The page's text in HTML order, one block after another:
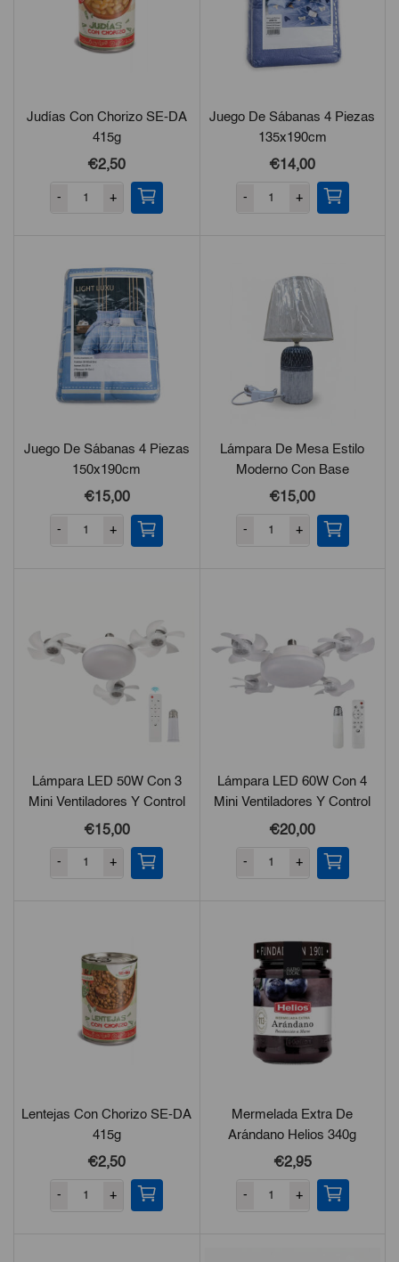
Judías Con Chorizo SE-DA
415g
€2,50
- +
Juego De Sábanas 4 Piezas
135x190cm
€14,00
- +
Juego De Sábanas 4 Piezas
150x190cm
€15,00
- +
Lámpara De Mesa Estilo
Moderno Con Base
Decorativa
€15,00
- +
Lámpara LED 50W Con 3
Mini Ventiladores Y Control
Remoto
€15,00
- +
Lámpara LED 60W Con 4
Mini Ventiladores Y Control
Remoto
€20,00
- +
Lentejas Con Chorizo SE-DA
415g
€2,50
- +
Mermelada Extra De
Arándano Helios 340g
€2,95
- +